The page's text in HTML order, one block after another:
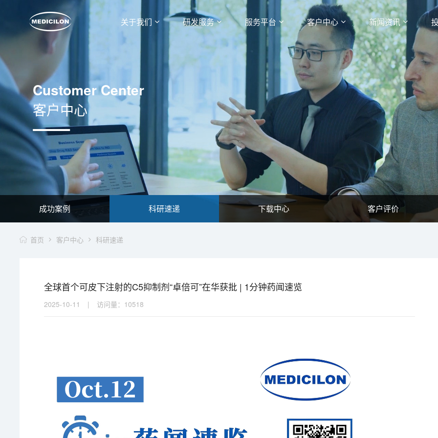
关于我们 研发服务 服务平台 客户中心 新闻资讯
Customer Center
客户中心
成功案例 科研速递 下载中心 客户评价
首页 客户中心 科研速递
全球首个可皮下注射的C5抑制剂“卓倍可”在华获批 | 1分钟药闻速览
2025-10-11 | 访问量： 10518